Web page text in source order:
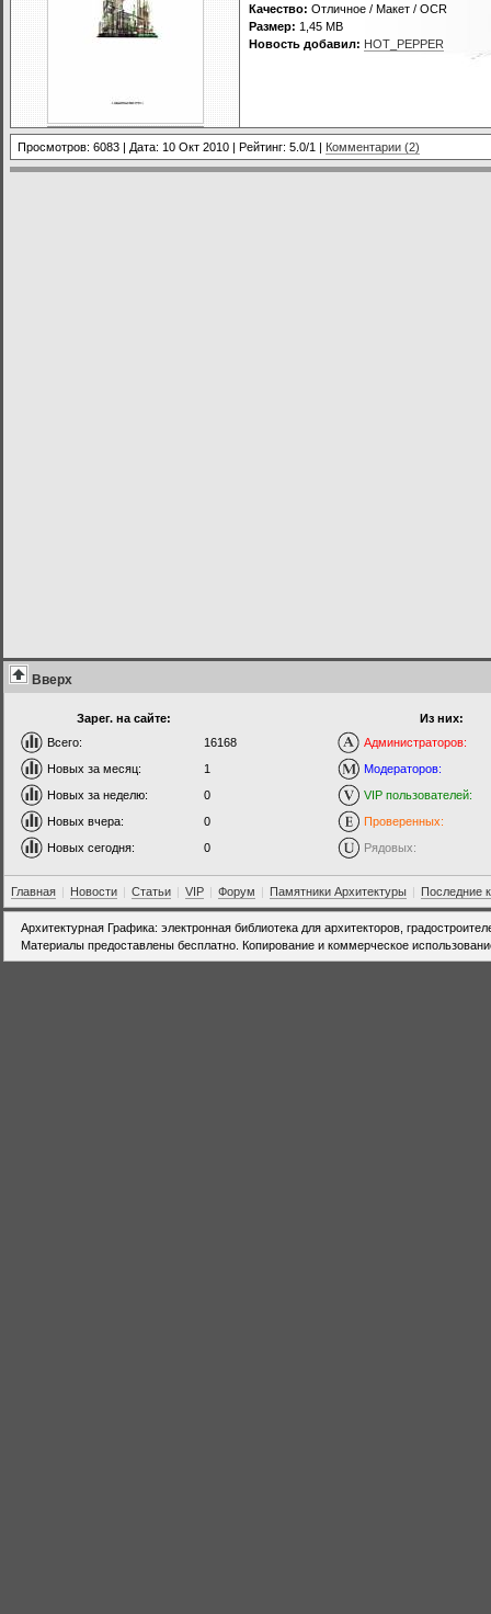
Качество: Отличное / Макет / OCR
Размер: 1,45 MB
Новость добавил: HOT_PEPPER
Просмотров: 6083 | Дата: 10 Окт 2010 | Рейтинг: 5.0/1 | Комментарии (2)
Вверх
Зарег. на сайте:
Всего:
16168
Новых за месяц:
1
Новых за неделю:
0
Новых вчера:
0
Новых сегодня:
0
Из них:
Администраторов:
Модераторов:
VIP пользователей:
Проверенных:
Рядовых:
Главная | Новости | Статьи | VIP | Форум | Памятники Архитектуры | Последние
Архитектурная Графика: электронная библиотека для архитекторов,
Материалы предоставлены бесплатно. Копирование и коммерческое